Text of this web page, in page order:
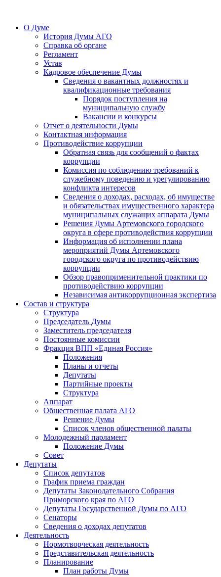
О Думе
История Думы АГО
Справка об органе
Регламент
Устав
Кадровое обеспечение Думы
Сведения о вакантных должностях и
квалификационные требования
Порядок поступления на
муниципальную службу
Вакансии и конкурсы
Отчет о деятельности Думы
Контактная информация
Противодействие коррупции
Обратная связь для сообщений о фактах
коррупции
Комиссия по соблюдению требований к
служебному поведению и урегулированию
конфликта интересов
Сведения о доходах, расходах, об имуществе
и обязательствах имущественного характера
муниципальных служащих аппарата Думы
Решения Думы Артемовского городского
округа в сфере противодействия коррупции
Информация об исполнении плана
мероприятий Думы Артемовского
городского округа по противодействию
коррупции
Обзор правоприменительной практики по
противодействию коррупции
Независимая антикоррупционная экспертиза
Состав и структура
Структура
Председатель Думы
Заместитель председателя
Постоянные комиссии
Фракция ВПП «Единая Россия»
Положения
Планы и отчеты
Депутаты
Партийные проекты
Структура
Аппарат
Общественная палата АГО
Решение Думы
Список членов общественной палаты
Молодежный парламент
Положение Думы
Совет
Депутаты
Список депутатов
График приема граждан
Депутаты Законодательного Собрания
Приморского края по АГО
Депутаты Государственной Думы по АГО
Сенаторы
Сведения о доходах депутатов
Деятельность
Нормотворческая деятельность
Представительская деятельность
Планирование
План работы Думы